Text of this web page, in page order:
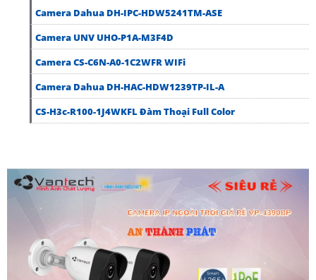
Camera Dahua DH-IPC-HDW5241TM-ASE
Camera UNV UHO-P1A-M3F4D
Camera CS-C6N-A0-1C2WFR WIFi
Camera Dahua DH-HAC-HDW1239TP-IL-A
CS-H3c-R100-1J4WKFL Đàm Thoại Full Color